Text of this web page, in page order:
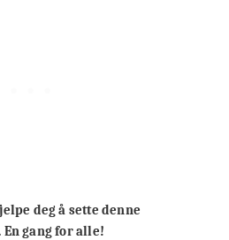
deg å sette denne
gang for alle!